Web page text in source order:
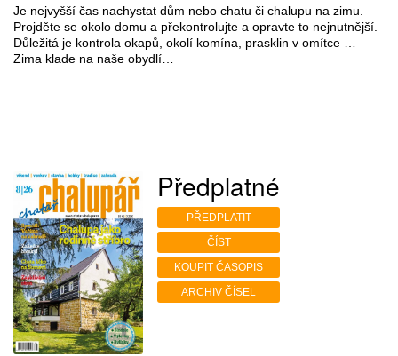
Je nejvyšší čas nachystat dům nebo chatu či chalupu na zimu.
Projděte se okolo domu a překontrolujte a opravte to nejnutnější.
Důležitá je kontrola okapů, okolí komína, prasklin v omítce …
Zima klade na naše obydlí…
Předplatné
PŘEDPLATIT
ČÍST
KOUPIT ČASOPIS
ARCHIV ČÍSEL